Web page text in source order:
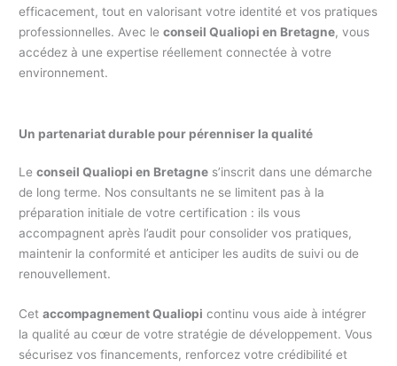
efficacement, tout en valorisant votre identité et vos pratiques
professionnelles. Avec leconseil Qualiopi en Bretagne, vous
accédez à une expertise réellement connectée à votre
environnement.
Un partenariat durable pour pérenniser la qualité
Leconseil Qualiopi en Bretagne s’inscrit dans une démarche
de long terme. Nos consultants ne se limitent pas à la
préparation initiale de votre certification : ils vous
accompagnent après l’audit pour consolider vos pratiques,
maintenir la conformité et anticiper les audits de suivi ou de
renouvellement.
Cetaccompagnement Qualiopi continu vous aide à intégrer
la qualité au cœur de votre stratégie de développement. Vous
sécurisez vos financements, renforcez votre crédibilité et